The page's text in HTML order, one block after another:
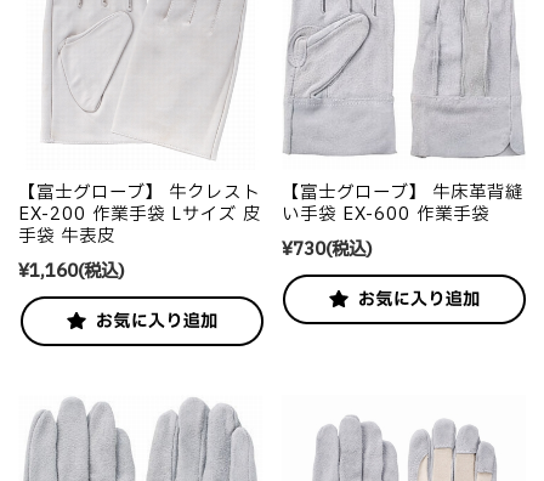
【富士グローブ】 牛クレスト
EX-200 作業手袋 Lサイズ 皮
手袋 牛表皮
¥1,160(税込)
【富士グローブ】 牛床革背縫
い手袋 EX-600 作業手袋
¥730(税込)